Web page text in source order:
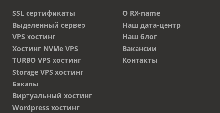
SSL сертификаты
Выделенный сервер
VPS хостинг
Хостинг NVMe VPS
TURBO VPS хостинг
Storage VPS хостинг
Бэкапы
Виртуальный хостинг
Wordpress хостинг
О RX-name
Наш дата-центр
Наш блог
Вакансии
Контакты